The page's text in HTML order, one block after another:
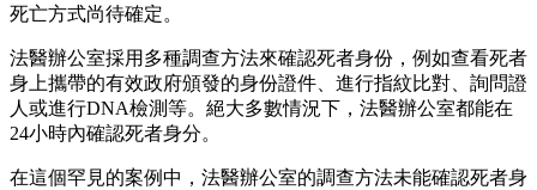
死亡方式尚待確定。
法醫辦公室採用多種調查方法來確認死者身份，例如查看死者
身上攜帶的有效政府頒發的身份證件、進行指紋比對、詢問證
人或進行DNA檢測等。絕大多數情況下，法醫辦公室都能在
24小時內確認死者身分。
在這個罕見的案例中，法醫辦公室的調查方法未能確認死者身